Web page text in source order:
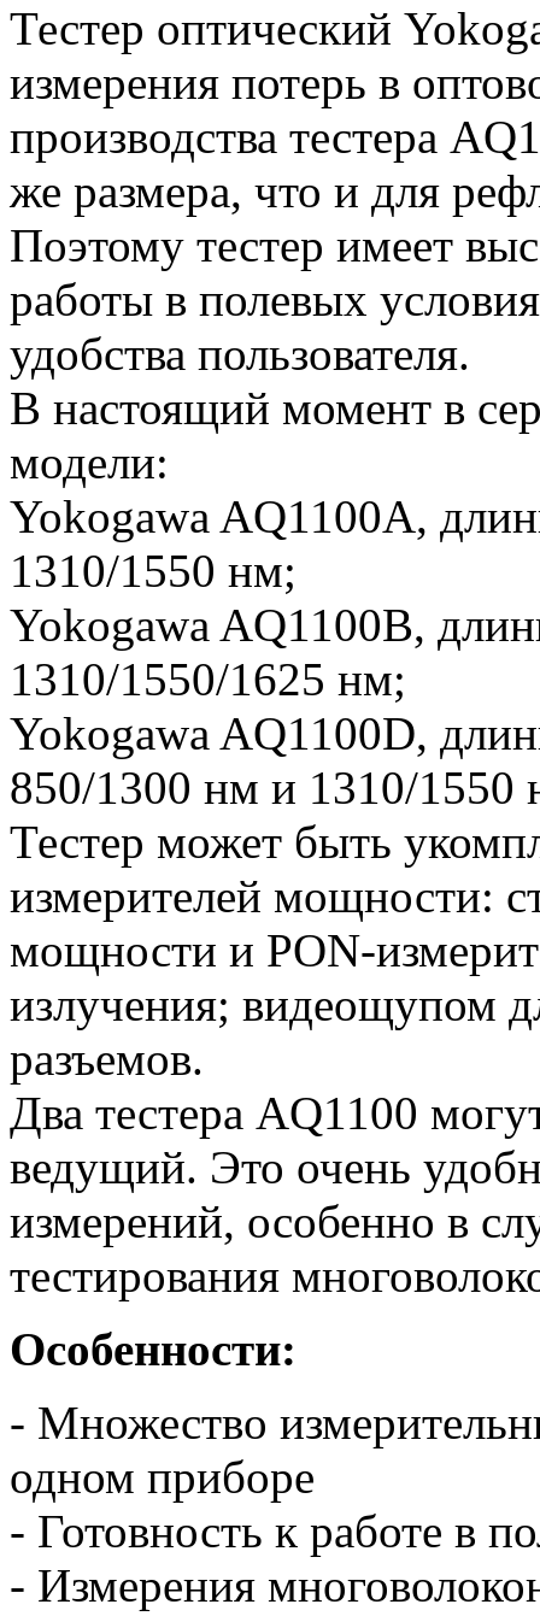
Тестер оптический
измерения потерь в
производства тестера
же размера, что и для
Поэтому тестер имеет
работы в полевых
удобства пользователя.
В настоящий момент в
модели:
Yokogawa AQ1100A,
1310/1550 нм;
Yokogawa AQ1100B,
1310/1550/1625 нм;
Yokogawa AQ1100D,
850/1300 нм и 1310/1550
Тестер может быть
измерителей мощности:
мощности и PON-
излучения; видеощупом
разъемов.
Два тестера AQ1100
ведущий. Это очень
измерений, особенно в
тестирования
Особенности:
- Множество
одном приборе
- Готовность к работе в
- Измерения